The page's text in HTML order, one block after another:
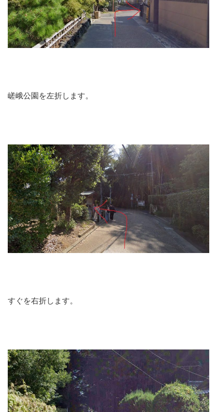
嵯峨公園を左折します。
すぐを右折します。